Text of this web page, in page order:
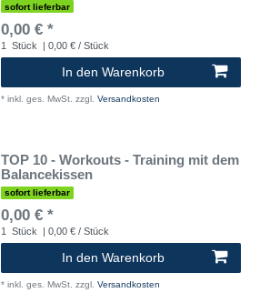
sofort lieferbar
0,00 € *
1 Stück | 0,00 € / Stück
In den Warenkorb
* inkl. ges. MwSt. zzgl. Versandkosten
TOP 10 - Workouts - Training mit dem
Balancekissen
sofort lieferbar
0,00 € *
1 Stück | 0,00 € / Stück
In den Warenkorb
* inkl. ges. MwSt. zzgl. Versandkosten